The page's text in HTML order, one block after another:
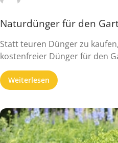
Naturdünger für den
Statt teuren Dünger zu
kostenfreier Dünger für den
Weiterlesen